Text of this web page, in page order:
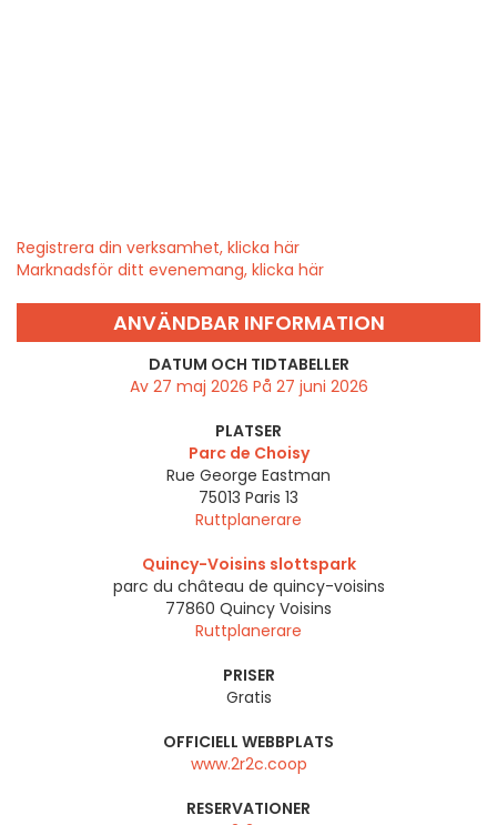
Registrera din verksamhet, klicka här
Marknadsför ditt evenemang, klicka här
ANVÄNDBAR INFORMATION
DATUM OCH TIDTABELLER
Av 27 maj 2026 På 27 juni 2026
PLATSER
Parc de Choisy
Rue George Eastman
75013 Paris 13
Ruttplanerare
Quincy-Voisins slottspark
parc du château de quincy-voisins
77860 Quincy Voisins
Ruttplanerare
PRISER
Gratis
OFFICIELL WEBBPLATS
www.2r2c.coop
RESERVATIONER